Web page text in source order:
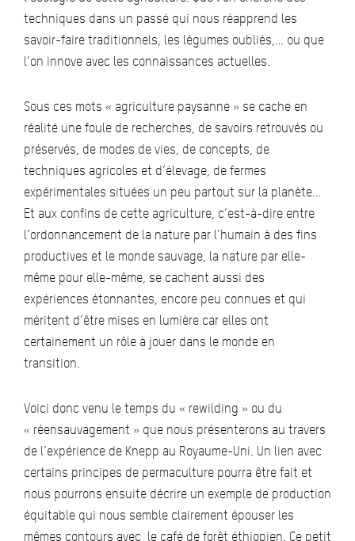
techniques dans un passé qui nous réapprend les
savoir-faire traditionnels, les légumes oubliés,… ou que
l’on innove avec les connaissances actuelles.
Sous ces mots « agriculture paysanne » se cache en
réalité une foule de recherches, de savoirs retrouvés ou
préservés, de modes de vies, de concepts, de
techniques agricoles et d’élevage, de fermes
expérimentales situées un peu partout sur la planète…
Et aux confins de cette agriculture, c’est-à-dire entre
l’ordonnancement de la nature par l’humain à des fins
productives et le monde sauvage, la nature par elle-
même pour elle-même, se cachent aussi des
expériences étonnantes, encore peu connues et qui
méritent d’être mises en lumière car elles ont
certainement un rôle à jouer dans le monde en
transition.
Voici donc venu le temps du « rewilding » ou du
« réensauvagement » que nous présenterons au travers
de l’expérience de Knepp au Royaume-Uni. Un lien avec
certains principes de permaculture pourra être fait et
nous pourrons ensuite décrire un exemple de production
équitable qui nous semble clairement épouser les
mêmes contours avec le café de forêt éthiopien. Ce petit